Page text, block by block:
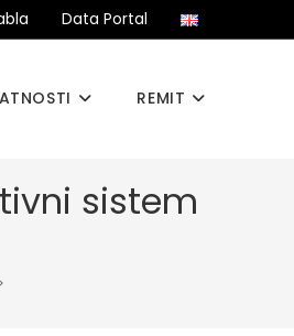
Data Portal
REMIT
sistem